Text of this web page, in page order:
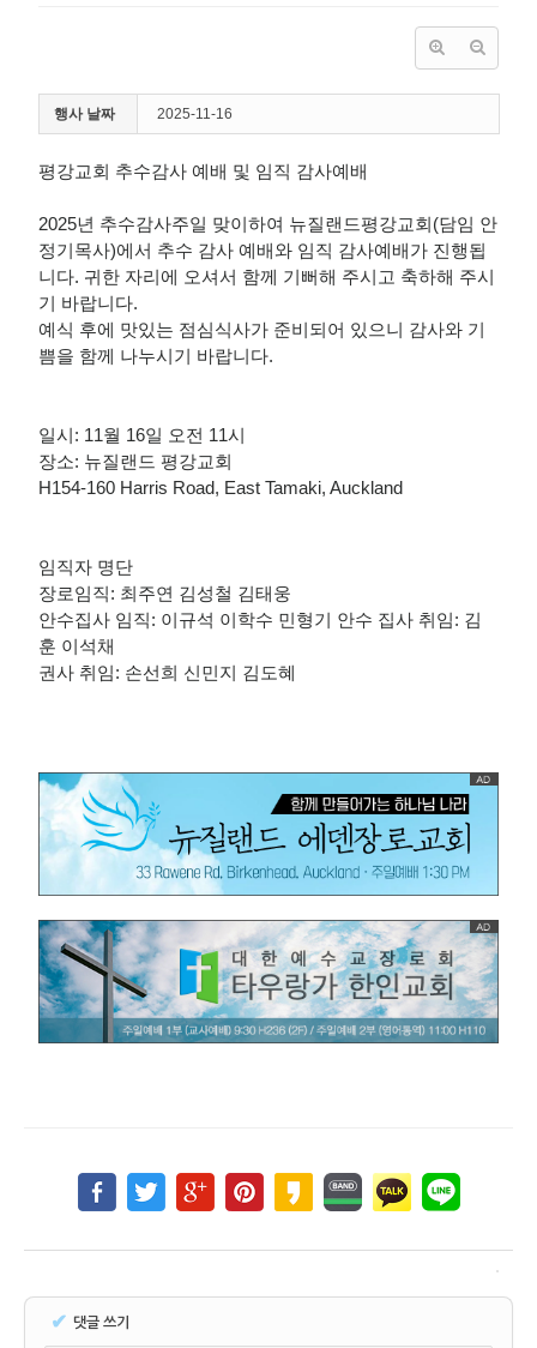
행사 날짜 2025-11-16
평강교회 추수감사 예배 및 임직 감사예배
2025년 추수감사주일 맞이하여 뉴질랜드평강교회(담임 안
정기목사)에서 추수 감사 예배와 임직 감사예배가 진행됩
니다. 귀한 자리에 오셔서 함께 기뻐해 주시고 축하해 주시
기 바랍니다.
예식 후에 맛있는 점심식사가 준비되어 있으니 감사와 기
쁨을 함께 나누시기 바랍니다.
일시: 11월 16일 오전 11시
장소: 뉴질랜드 평강교회
H154-160 Harris Road, East Tamaki, Auckland
임직자 명단
장로임직: 최주연 김성철 김태웅
안수집사 임직: 이규석 이학수 민형기 안수 집사 취임: 김
훈 이석채
권사 취임: 손선희 신민지 김도혜
✔ 댓글 쓰기